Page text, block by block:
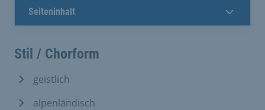
Seiteninhalt
Stil / Chorform
geistlich
alpenländisch